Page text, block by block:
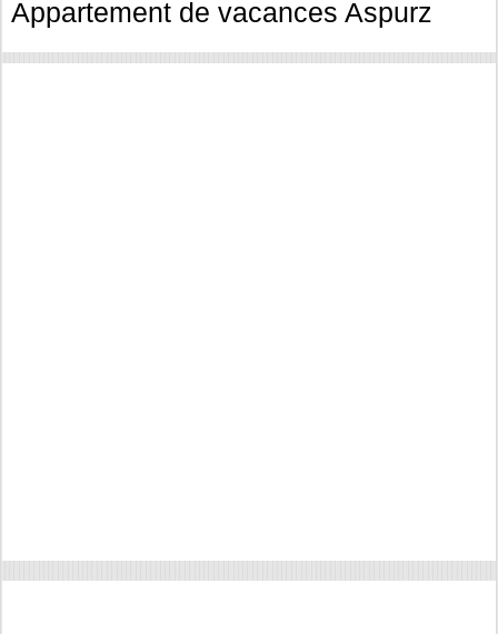
Appartement de vacances Aspurz